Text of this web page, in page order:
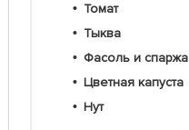
Томат
Тыква
Фасоль и спаржа
Цветная капуста
Нут